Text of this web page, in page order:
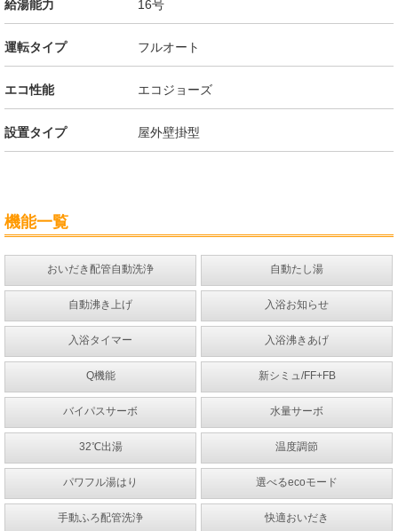
給湯能力 16号
運転タイプ フルオート
エコ性能 エコジョーズ
設置タイプ 屋外壁掛型
機能一覧
おいだき配管自動洗浄 自動たし湯
自動沸き上げ 入浴お知らせ
入浴タイマー 入浴沸きあげ
Q機能 新シミュ/FF+FB
バイパスサーボ 水量サーボ
32℃出湯 温度調節
パワフル湯はり 選べるecoモード
手動ふろ配管洗浄 快適おいだき